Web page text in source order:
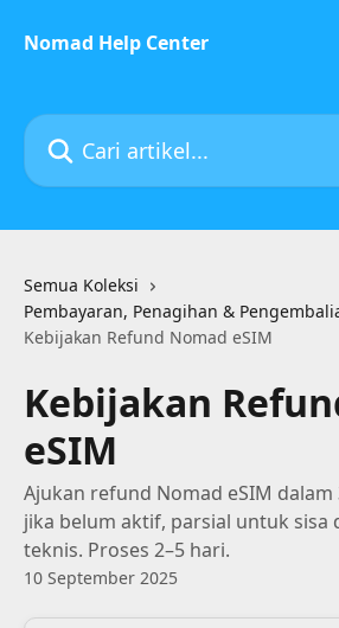
Nomad Help Center
Cari artikel...
Semua Koleksi
Pembayaran, Penagihan &
Kebijakan Refund Nomad eSIM
Kebijakan
eSIM
Ajukan refund Nomad eSIM
jika belum aktif, parsial untuk sisa
teknis. Proses 2–5 hari.
10 September 2025